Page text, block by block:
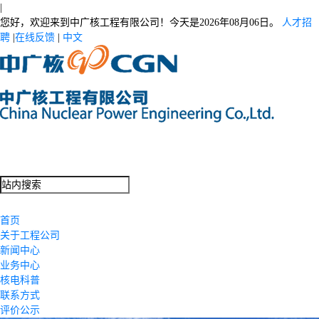
您好，欢迎来到中广核工程有限公司！今天是2026年08月06日。
人才招
聘 在线反馈 中文
首页
关于工程公司
新闻中心
业务中心
核电科普
联系方式
评价公示